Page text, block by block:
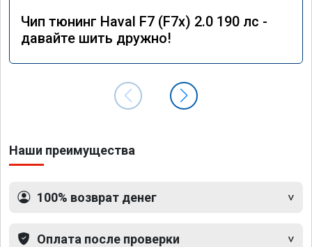
Чип тюнинг Haval F7 (F7x) 2.0 190 лс -
давайте шить дружно!
Наши преимущества
100% возврат денег
Оплата после проверки